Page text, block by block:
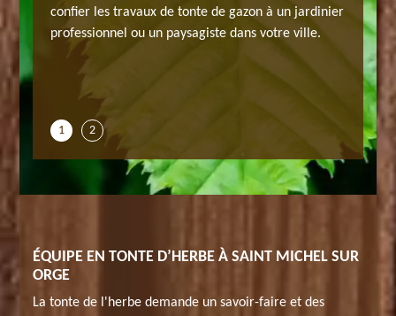
vous
confier les travaux de tonte de gazon à un jardinier
professionnel ou un paysagiste dans votre ville.
haute
de
de son
pouvez
1 2
ÉQUIPE EN TONTE D’HERBE À SAINT MICHEL SUR
ORGE
La tonte de l'herbe demande un savoir-faire et des